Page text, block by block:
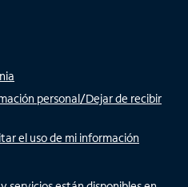
personal/Dejar de recibir
el uso de mi información